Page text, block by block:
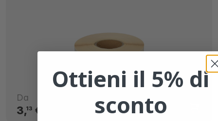
Da
3,13€
Ottieni il 5% di
sconto